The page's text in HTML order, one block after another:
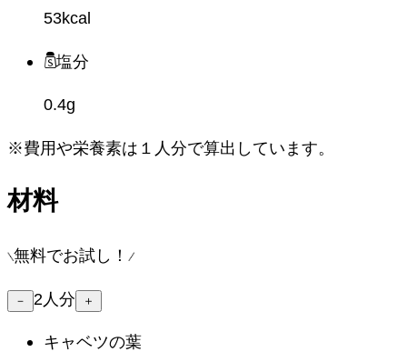
53kcal
塩分
0.4g
※費用や栄養素は １人分で算出しています。
材料
無料でお試し！
－ 2 人分 ＋
キャベツの葉